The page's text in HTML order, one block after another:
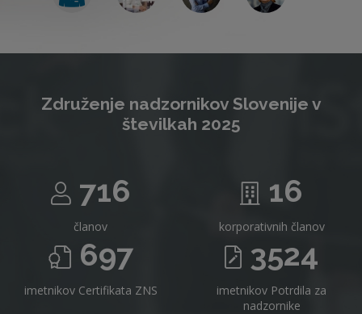
Združenje nadzornikov Slovenije v
številkah 2025
716
članov
16
korporativnih članov
697
imetnikov Certifikata ZNS
3524
imetnikov Potrdila za
nadzornike